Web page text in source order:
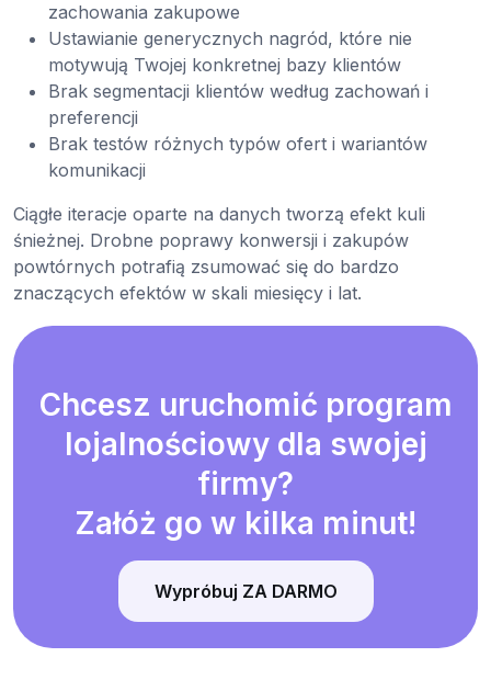
zachowania zakupowe
Ustawianie generycznych nagród, które nie
motywują Twojej konkretnej bazy klientów
Brak segmentacji klientów według zachowań i
preferencji
Brak testów różnych typów ofert i wariantów
komunikacji
Ciągłe iteracje oparte na danych tworzą efekt kuli
śnieżnej. Drobne poprawy konwersji i zakupów
powtórnych potrafią zsumować się do bardzo
znaczących efektów w skali miesięcy i lat.
Chcesz uruchomić program
lojalnościowy dla swojej
firmy?
Załóż go w kilka minut!
Wypróbuj ZA DARMO